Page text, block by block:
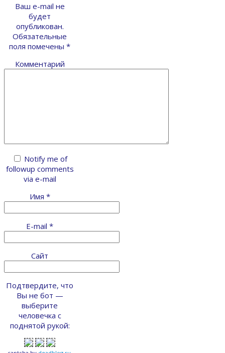
Ваш e-mail не
будет
опубликован.
Обязательные
поля помечены *
Комментарий
Notify me of
followup comments
via e-mail
Имя *
E-mail *
Сайт
Подтвердите, что
Вы не бот —
выберите
человечка с
поднятой рукой: